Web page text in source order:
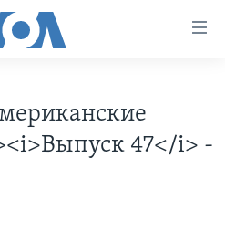
47</i> -